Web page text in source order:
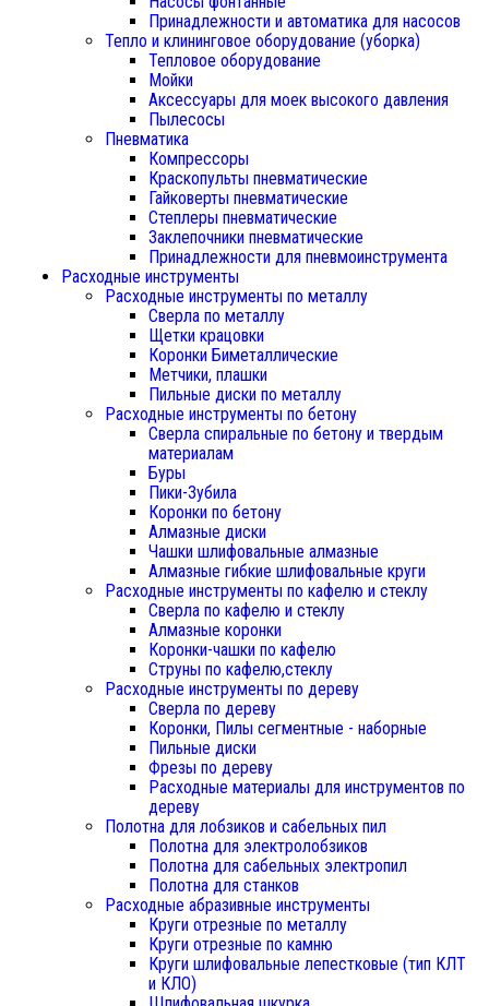
Принадлежности и автоматика для насосов
Тепло и клининговое оборудование (уборка)
Тепловое оборудование
Мойки
Аксессуары для моек высокого давления
Пылесосы
Пневматика
Компрессоры
Краскопульты пневматические
Гайковерты пневматические
Степлеры пневматические
Заклепочники пневматические
Принадлежности для пневмоинструмента
Расходные инструменты
Расходные инструменты по металлу
Сверла по металлу
Щетки крацовки
Коронки Биметаллические
Метчики, плашки
Пильные диски по металлу
Расходные инструменты по бетону
Сверла спиральные по бетону и твердым
материалам
Буры
Пики-Зубила
Коронки по бетону
Алмазные диски
Чашки шлифовальные алмазные
Алмазные гибкие шлифовальные круги
Расходные инструменты по кафелю и стеклу
Сверла по кафелю и стеклу
Алмазные коронки
Коронки-чашки по кафелю
Струны по кафелю,стеклу
Расходные инструменты по дереву
Сверла по дереву
Коронки, Пилы сегментные - наборные
Пильные диски
Фрезы по дереву
Расходные материалы для инструментов по
дереву
Полотна для лобзиков и сабельных пил
Полотна для электролобзиков
Полотна для сабельных электропил
Полотна для станков
Расходные абразивные инструменты
Круги отрезные по металлу
Круги отрезные по камню
Круги шлифовальные лепестковые (тип КЛТ
и КЛО)